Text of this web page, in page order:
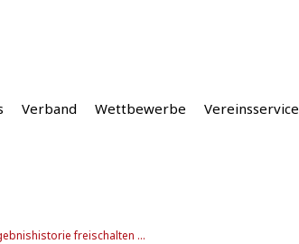
Verband Wettbewerbe Vereinsservice
freischalten ...